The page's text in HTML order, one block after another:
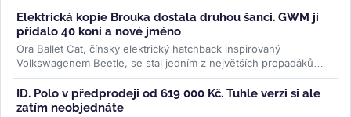
Elektrická kopie Brouka dostala druhou šanci. GWM jí
přidalo 40 koní a nové jméno
Ora Ballet Cat, čínský elektrický hatchback inspirovaný
Volkswagenem Beetle, se stal jedním z největších propadáků
značky GWM. Za čtyři...>>
ID. Polo v předprodeji od 619 000 Kč. Tuhle verzi si ale
zatím neobjednáte